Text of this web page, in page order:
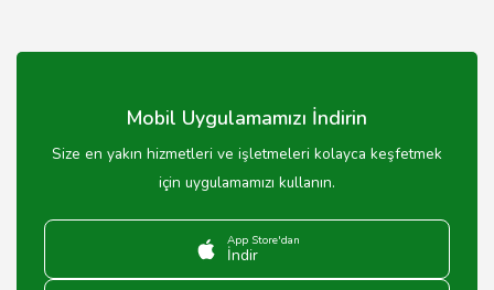
Mobil Uygulamamızı İndirin
Size en yakın hizmetleri ve işletmeleri kolayca keşfetmek
için uygulamamızı kullanın.
App Store'dan
İndir